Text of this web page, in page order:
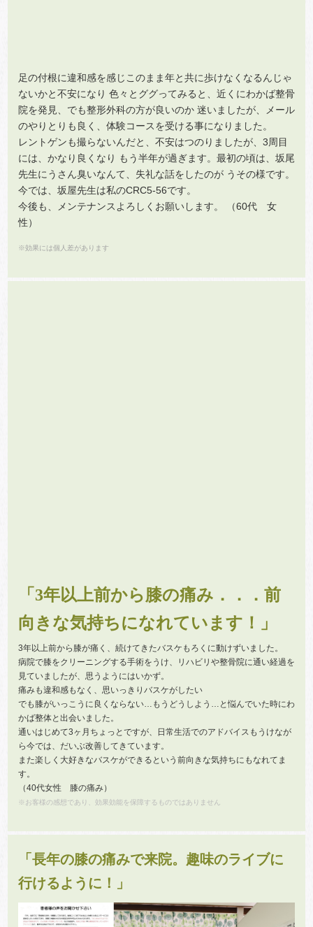
足の付根に違和感を感じこのまま年と共に歩けなくなるんじゃ
ないかと不安になり 色々とググってみると、近くにわかば整骨
院を発見、でも整形外科の方が良いのか 迷いましたが、メール
のやりとりも良く、体験コースを受ける事になりました。
レントゲンも撮らないんだと、不安はつのりましたが、3周目
には、かなり良くなり もう半年が過ぎます。最初の頃は、坂尾
先生にうさん臭いなんて、失礼な話をしたのが うその様です。
今では、坂屋先生は私のCRC5-56です。
今後も、メンテナンスよろしくお願いします。 （60代 女
性）
※効果には個人差があります
「3年以上前から膝の痛み．．．前
向きな気持ちになれています！」
3年以上前から膝が痛く、続けてきたバスケもろくに動けずいました。
病院で膝をクリーニングする手術をうけ、リハビリや整骨院に通い経過を
見ていましたが、思うようにはいかず。
痛みも違和感もなく、思いっきりバスケがしたい
でも膝がいっこうに良くならない…もうどうしよう…と悩んでいた時にわ
かば整体と出会いました。
通いはじめて3ヶ月ちょっとですが、日常生活でのアドバイスもうけなが
ら今では、だいぶ改善してきています。
また楽しく大好きなバスケができるという前向きな気持ちにもなれてま
す。
（40代女性 膝の痛み）
※お客様の感想であり、効果効能を保障するものではありません
「長年の膝の痛みで来院。趣味のライブに
行けるように！」